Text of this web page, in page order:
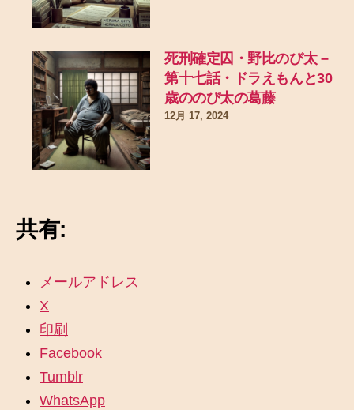
死刑確定囚・野比のび太 –
第十七話・ドラえもんと30
歳ののび太の葛藤
12月 17, 2024
共有:
メールアドレス
X
印刷
Facebook
Tumblr
WhatsApp